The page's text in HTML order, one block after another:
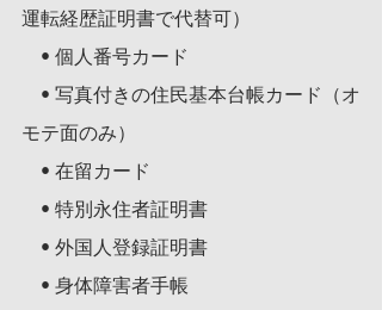
運転経歴証明書で代替可）
• 個人番号カード
• 写真付きの住民基本台帳カード（オ
モテ面のみ）
• 在留カード
• 特別永住者証明書
• 外国人登録証明書
• 身体障害者手帳